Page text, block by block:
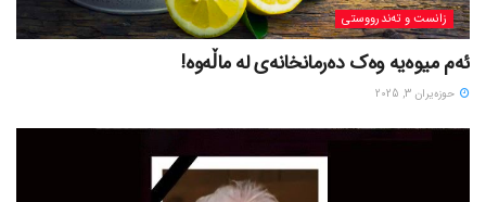
زانست و تەندرووستی
ئەم میوەیە وەک دەرمانخانەی لە ماڵەوە!
حوزه‌یران 3, 2025